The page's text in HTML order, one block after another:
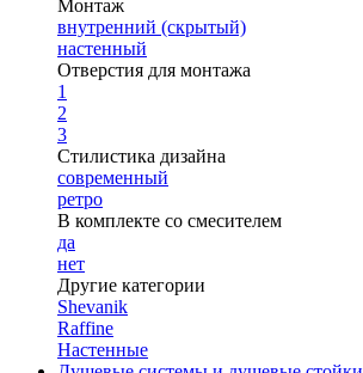
Монтаж
внутренний (скрытый)
настенный
Отверстия для монтажа
1
2
3
Стилистика дизайна
современный
ретро
В комплекте со смесителем
да
нет
Другие категории
Shevanik
Raffine
Настенные